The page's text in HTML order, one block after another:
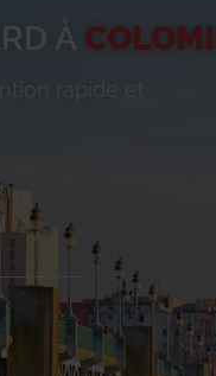
À
rapide et